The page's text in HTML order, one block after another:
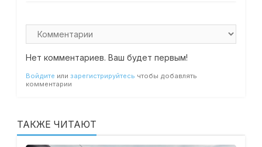
Нет комментариев. Ваш будет первым!
Войдите или зарегистрируйтесь чтобы добавлять
комментарии
ТАКЖЕ ЧИТАЮТ